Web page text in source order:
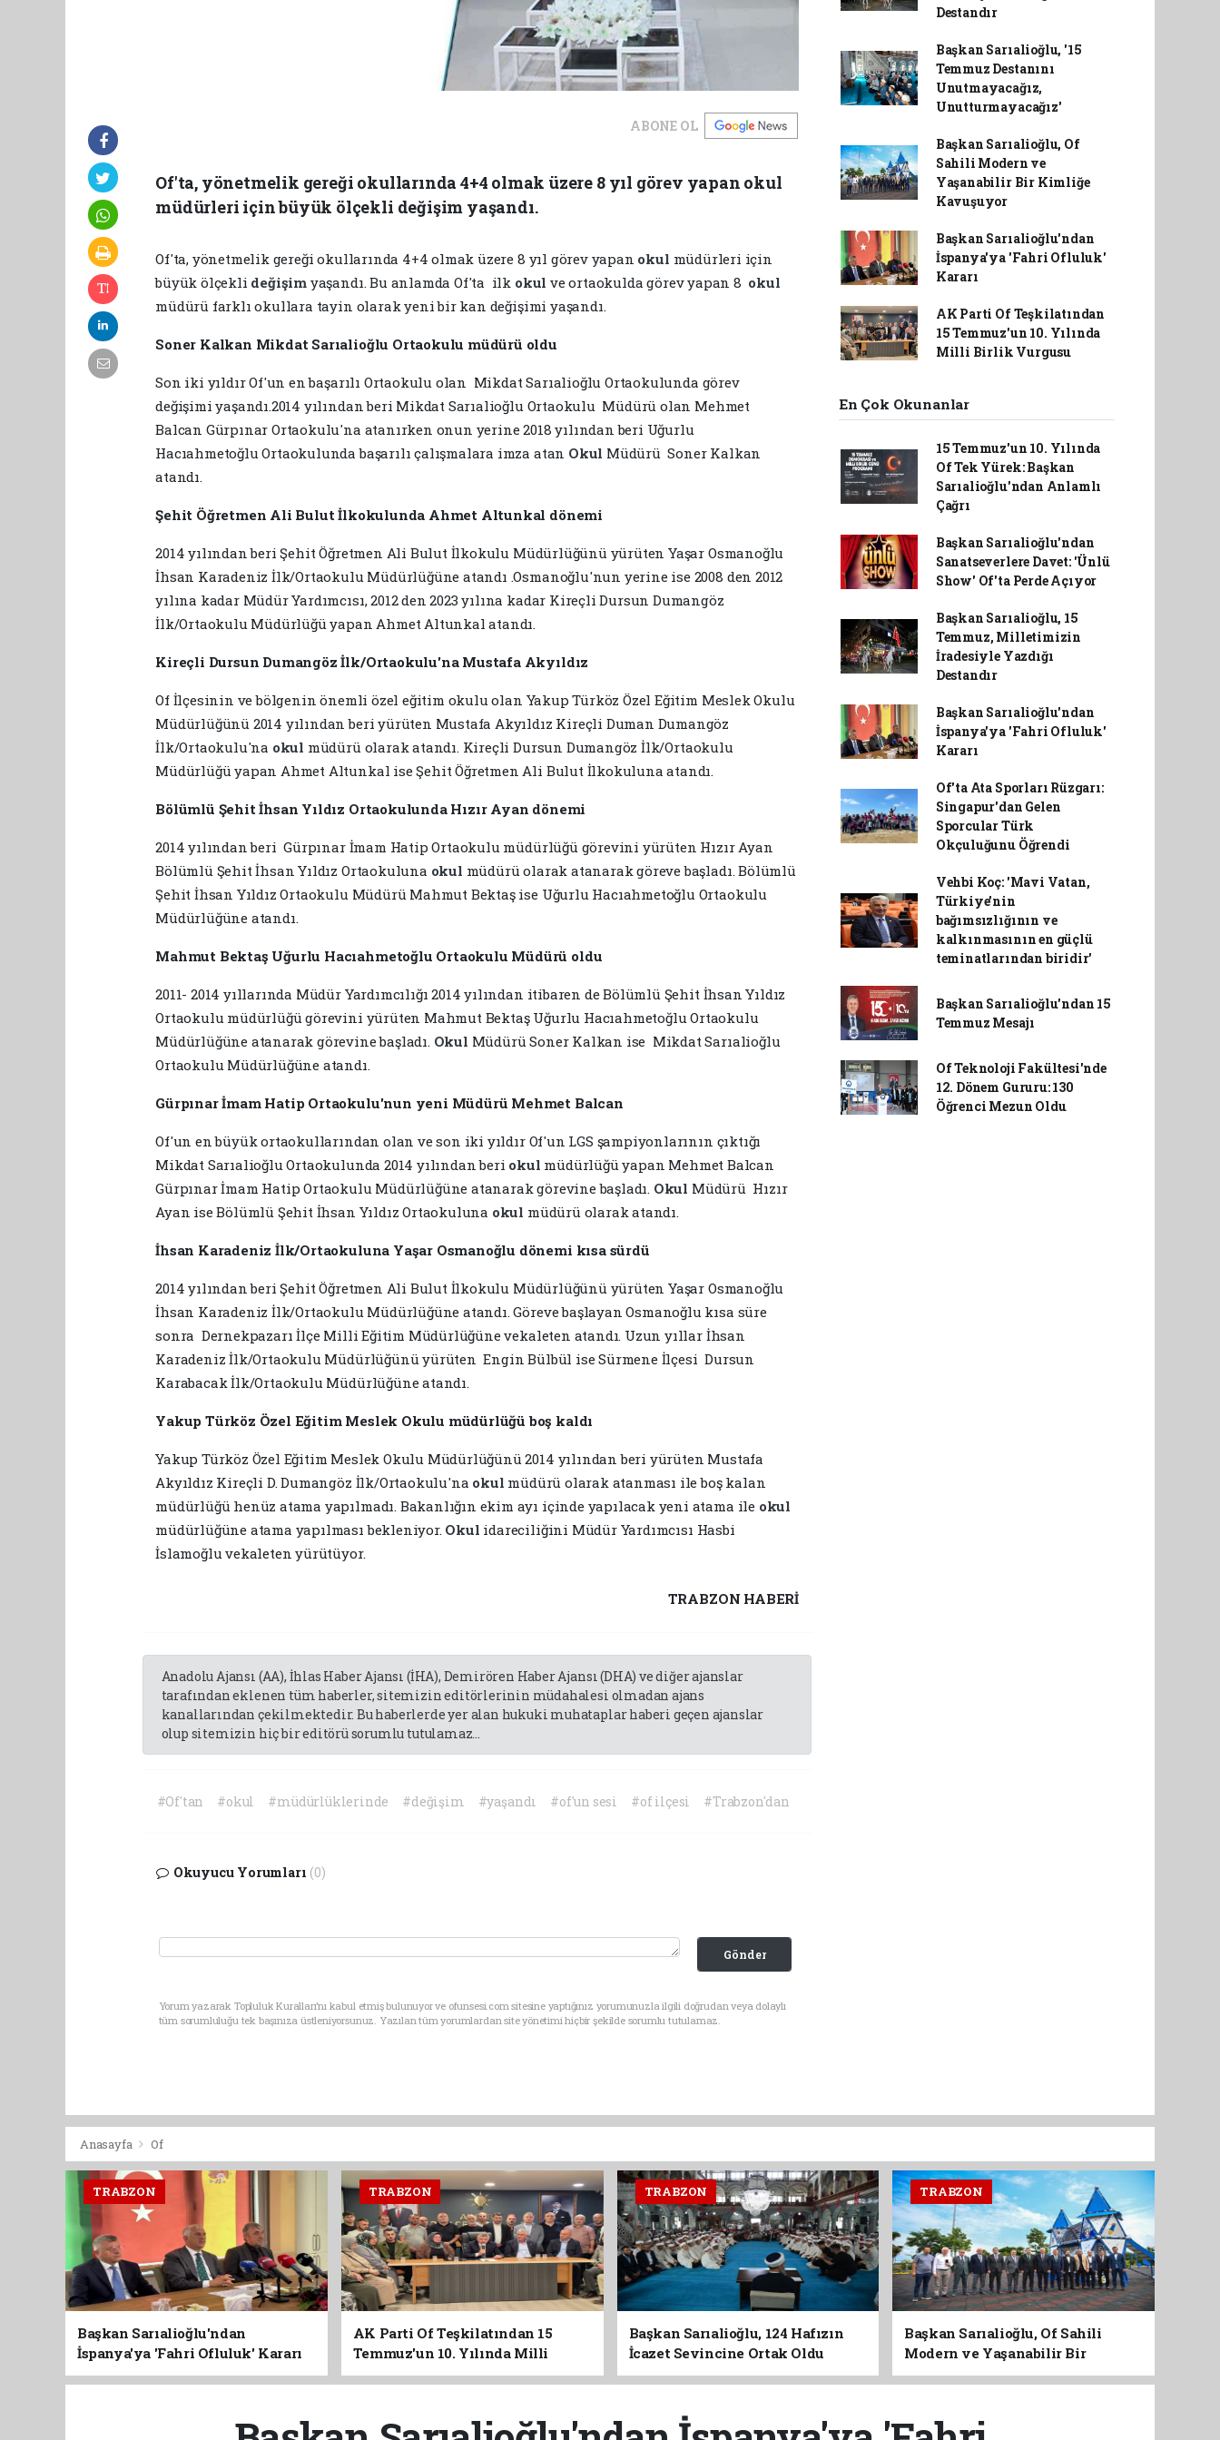
ABONE OL
Of'ta, yönetmelik gereği okullarında 4+4 olmak üzere 8 yıl görev yapan okul
müdürleri için büyük ölçekli değişim yaşandı.
Of'ta, yönetmelik gereği okullarında 4+4 olmak üzere 8 yıl görev yapan okul müdürleri için
büyük ölçekli değişim yaşandı. Bu anlamda Of'ta ilk okul ve ortaokulda görev yapan 8 okul
müdürü farklı okullara tayin olarak yeni bir kan değişimi yaşandı.
Soner Kalkan Mikdat Sarıalioğlu Ortaokulu müdürü oldu
Son iki yıldır Of'un en başarılı Ortaokulu olan Mikdat Sarıalioğlu Ortaokulunda görev
değişimi yaşandı.2014 yılından beri Mikdat Sarıalioğlu Ortaokulu Müdürü olan Mehmet
Balcan Gürpınar Ortaokulu'na atanırken onun yerine 2018 yılından beri Uğurlu
Hacıahmetoğlu Ortaokulunda başarılı çalışmalara imza atan Okul Müdürü Soner Kalkan
atandı.
Şehit Öğretmen Ali Bulut İlkokulunda Ahmet Altunkal dönemi
2014 yılından beri Şehit Öğretmen Ali Bulut İlkokulu Müdürlüğünü yürüten Yaşar Osmanoğlu
İhsan Karadeniz İlk/Ortaokulu Müdürlüğüne atandı .Osmanoğlu'nun yerine ise 2008 den 2012
yılına kadar Müdür Yardımcısı, 2012 den 2023 yılına kadar Kireçli Dursun Dumangöz
İlk/Ortaokulu Müdürlüğü yapan Ahmet Altunkal atandı.
Kireçli Dursun Dumangöz İlk/Ortaokulu'na Mustafa Akyıldız
Of İlçesinin ve bölgenin önemli özel eğitim okulu olan Yakup Türköz Özel Eğitim Meslek Okulu
Müdürlüğünü 2014 yılından beri yürüten Mustafa Akyıldız Kireçli Duman Dumangöz
İlk/Ortaokulu'na okul müdürü olarak atandı. Kireçli Dursun Dumangöz İlk/Ortaokulu
Müdürlüğü yapan Ahmet Altunkal ise Şehit Öğretmen Ali Bulut İlkokuluna atandı.
Bölümlü Şehit İhsan Yıldız Ortaokulunda Hızır Ayan dönemi
2014 yılından beri Gürpınar İmam Hatip Ortaokulu müdürlüğü görevini yürüten Hızır Ayan
Bölümlü Şehit İhsan Yıldız Ortaokuluna okul müdürü olarak atanarak göreve başladı. Bölümlü
Şehit İhsan Yıldız Ortaokulu Müdürü Mahmut Bektaş ise Uğurlu Hacıahmetoğlu Ortaokulu
Müdürlüğüne atandı.
Mahmut Bektaş Uğurlu Hacıahmetoğlu Ortaokulu Müdürü oldu
2011- 2014 yıllarında Müdür Yardımcılığı 2014 yılından itibaren de Bölümlü Şehit İhsan Yıldız
Ortaokulu müdürlüğü görevini yürüten Mahmut Bektaş Uğurlu Hacıahmetoğlu Ortaokulu
Müdürlüğüne atanarak görevine başladı. Okul Müdürü Soner Kalkan ise Mikdat Sarıalioğlu
Ortaokulu Müdürlüğüne atandı.
Gürpınar İmam Hatip Ortaokulu'nun yeni Müdürü Mehmet Balcan
Of'un en büyük ortaokullarından olan ve son iki yıldır Of'un LGS şampiyonlarının çıktığı
Mikdat Sarıalioğlu Ortaokulunda 2014 yılından beri okul müdürlüğü yapan Mehmet Balcan
Gürpınar İmam Hatip Ortaokulu Müdürlüğüne atanarak görevine başladı. Okul Müdürü Hızır
Ayan ise Bölümlü Şehit İhsan Yıldız Ortaokuluna okul müdürü olarak atandı.
İhsan Karadeniz İlk/Ortaokuluna Yaşar Osmanoğlu dönemi kısa sürdü
2014 yılından beri Şehit Öğretmen Ali Bulut İlkokulu Müdürlüğünü yürüten Yaşar Osmanoğlu
İhsan Karadeniz İlk/Ortaokulu Müdürlüğüne atandı. Göreve başlayan Osmanoğlu kısa süre
sonra Dernekpazarı İlçe Milli Eğitim Müdürlüğüne vekaleten atandı. Uzun yıllar İhsan
Karadeniz İlk/Ortaokulu Müdürlüğünü yürüten Engin Bülbül ise Sürmene İlçesi Dursun
Karabacak İlk/Ortaokulu Müdürlüğüne atandı.
Yakup Türköz Özel Eğitim Meslek Okulu müdürlüğü boş kaldı
Yakup Türköz Özel Eğitim Meslek Okulu Müdürlüğünü 2014 yılından beri yürüten Mustafa
Akyıldız Kireçli D. Dumangöz İlk/Ortaokulu'na okul müdürü olarak atanması ile boş kalan
müdürlüğü henüz atama yapılmadı. Bakanlığın ekim ayı içinde yapılacak yeni atama ile okul
müdürlüğüne atama yapılması bekleniyor. Okul idareciliğini Müdür Yardımcısı Hasbi
İslamoğlu vekaleten yürütüyor.
TRABZON HABERİ
Anadolu Ajansı (AA), İhlas Haber Ajansı (İHA), Demirören Haber Ajansı (DHA) ve diğer ajanslar
tarafından eklenen tüm haberler, sitemizin editörlerinin müdahalesi olmadan ajans
kanallarından çekilmektedir. Bu haberlerde yer alan hukuki muhataplar haberi geçen ajanslar
olup sitemizin hiç bir editörü sorumlu tutulamaz...
#Of'tan #okul #müdürlüklerinde #değişim #yaşandı #of'un sesi #of ilçesi #Trabzon'dan
Okuyucu Yorumları (0)
Gönder
Yorum yazarak Topluluk Kuralları’nı kabul etmiş bulunuyor ve ofunsesi.com sitesine yaptığınız yorumunuzla ilgili doğrudan veya dolaylı
tüm sorumluluğu tek başınıza üstleniyorsunuz. Yazılan tüm yorumlardan site yönetimi hiçbir şekilde sorumlu tutulamaz.
Destandır
Başkan Sarıalioğlu, '15
Temmuz Destanını
Unutmayacağız,
Unutturmayacağız'
Başkan Sarıalioğlu, Of
Sahili Modern ve
Yaşanabilir Bir Kimliğe
Kavuşuyor
Başkan Sarıalioğlu'ndan
İspanya'ya 'Fahri Ofluluk'
Kararı
AK Parti Of Teşkilatından
15 Temmuz'un 10. Yılında
Milli Birlik Vurgusu
En Çok Okunanlar
15 Temmuz'un 10. Yılında
Of Tek Yürek: Başkan
Sarıalioğlu'ndan Anlamlı
Çağrı
Başkan Sarıalioğlu'ndan
Sanatseverlere Davet: 'Ünlü
Show' Of'ta Perde Açıyor
Başkan Sarıalioğlu, 15
Temmuz, Milletimizin
İradesiyle Yazdığı
Destandır
Başkan Sarıalioğlu'ndan
İspanya'ya 'Fahri Ofluluk'
Kararı
Of'ta Ata Sporları Rüzgarı:
Singapur'dan Gelen
Sporcular Türk
Okçuluğunu Öğrendi
Vehbi Koç: 'Mavi Vatan,
Türkiye'nin
bağımsızlığının ve
kalkınmasının en güçlü
teminatlarından biridir'
Başkan Sarıalioğlu'ndan 15
Temmuz Mesajı
Of Teknoloji Fakültesi'nde
12. Dönem Gururu: 130
Öğrenci Mezun Oldu
Anasayfa Of
TRABZON
Başkan Sarıalioğlu'ndan
İspanya'ya 'Fahri Ofluluk' Kararı
TRABZON
AK Parti Of Teşkilatından 15
Temmuz'un 10. Yılında Milli
Birlik Vurgusu
TRABZON
Başkan Sarıalioğlu, 124 Hafızın
İcazet Sevincine Ortak Oldu
TRABZON
Başkan Sarıalioğlu, Of Sahili
Modern ve Yaşanabilir Bir
Kimliğe Kavuşuyor